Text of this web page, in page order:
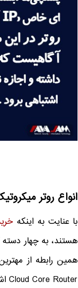
انواع روتر
با عنایت به اینکه
هستند، به چهار
همین رابطه از
Cloud Core Router اشاره کرد که در ادامه به بررسی هریک خواهیم پرداخت :